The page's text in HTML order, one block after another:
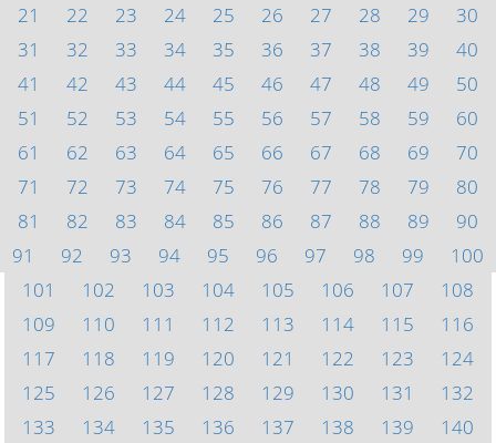
21
22 23 24 25 26 27 28 29
30
31
32 33 34 35 36 37 38 39
40
41
42 43 44 45 46 47 48 49
50
51
52 53 54 55 56 57 58 59
60
61
62 63 64 65 66 67 68 69
70
71
72 73 74 75 76 77 78 79
80
81
82 83 84 85 86 87 88 89
90
91
92 93 94 95 96 97 98 99
100
101
102 103 104 105 106 107
108
109
110 111 112 113 114 115
116
117
118 119 120 121 122 123
124
125
126 127 128 129 130 131
132
133
134 135 136 137 138 139
140